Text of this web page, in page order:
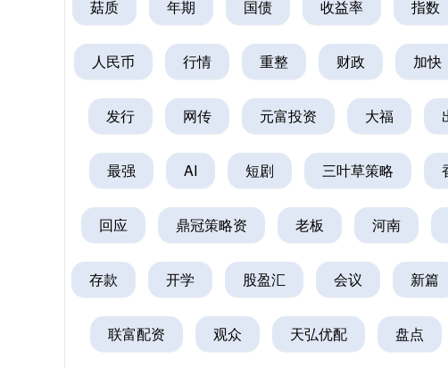
菇质 年期 国债 收益率 指数
人民币 行情 重整 财政 加快
发行 网传 元富投资 大福
最强 AI 短剧 三叶草策略
回应 鼎冠策略资 老板 河南
存款 开学 股盈汇 会议 新篇
联富配资 观众 天弘优配 盘点
深证成指 14311.01 200.89 1.42%